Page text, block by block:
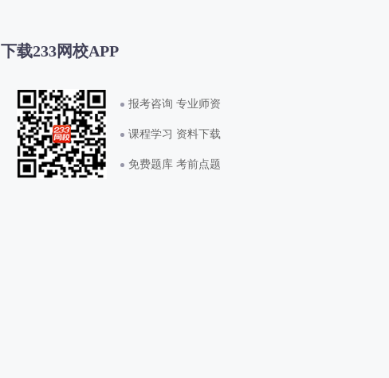
下载233网校APP
报考咨询 专业师资
课程学习 资料下载
免费题库 考前点题